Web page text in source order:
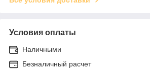
Условия оплаты
Наличными
Безналичный расчет